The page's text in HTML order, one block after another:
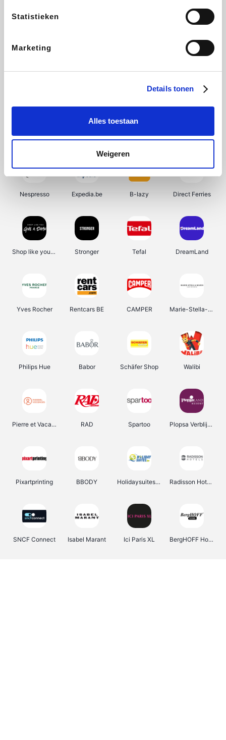
Statistieken
Marketing
Details tonen
Alles toestaan
Weigeren
Joybuy Polar
Asus Beekse Bergen Tamaris Desigual
Nespresso Expedia.be B-lazy Direct Ferries
Shop like you Give A Damn Stronger Tefal DreamLand
Yves Rocher Rentcars BE CAMPER Marie-Stella-Maris
Philips Hue Babor Schäfer Shop Walibi
Pierre et Vacances RAD Spartoo Plopsa Verblijven
Pixartprinting BBODY Holidaysuites.be Radisson Hotels
SNCF Connect Isabel Marant Ici Paris XL BergHOFF Home